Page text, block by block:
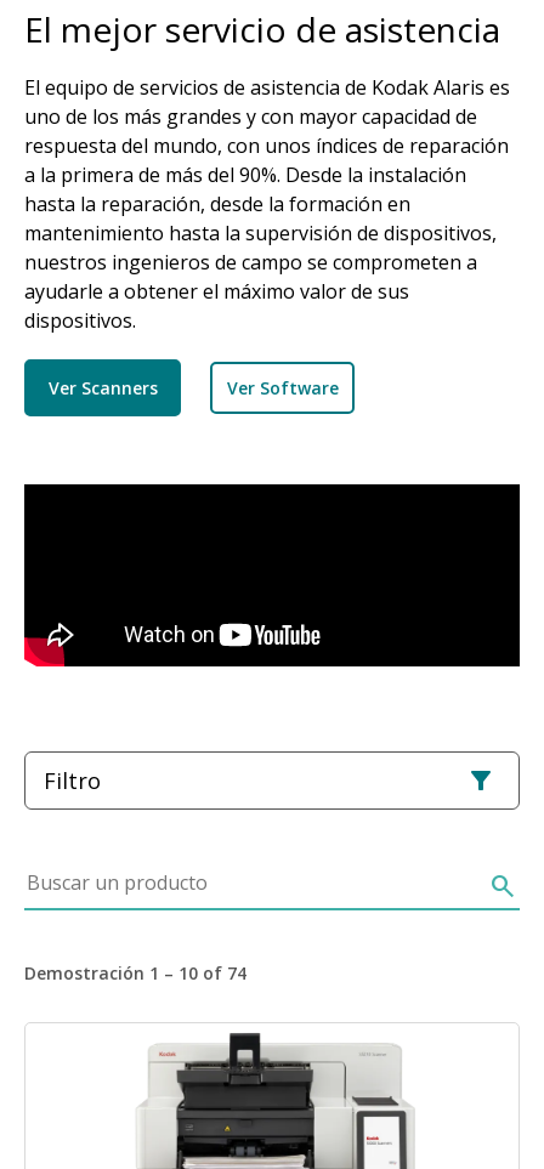
El mejor servicio de asistencia
El equipo de servicios de asistencia de Kodak Alaris es
uno de los más grandes y con mayor capacidad de
respuesta del mundo, con unos índices de reparación
a la primera de más del 90%. Desde la instalación
hasta la reparación, desde la formación en
mantenimiento hasta la supervisión de dispositivos,
nuestros ingenieros de campo se comprometen a
ayudarle a obtener el máximo valor de sus
dispositivos.
Ver Scanners Ver Software
Filtro
Buscar un producto search
Demostración 1 – 10 of 74
Imagen